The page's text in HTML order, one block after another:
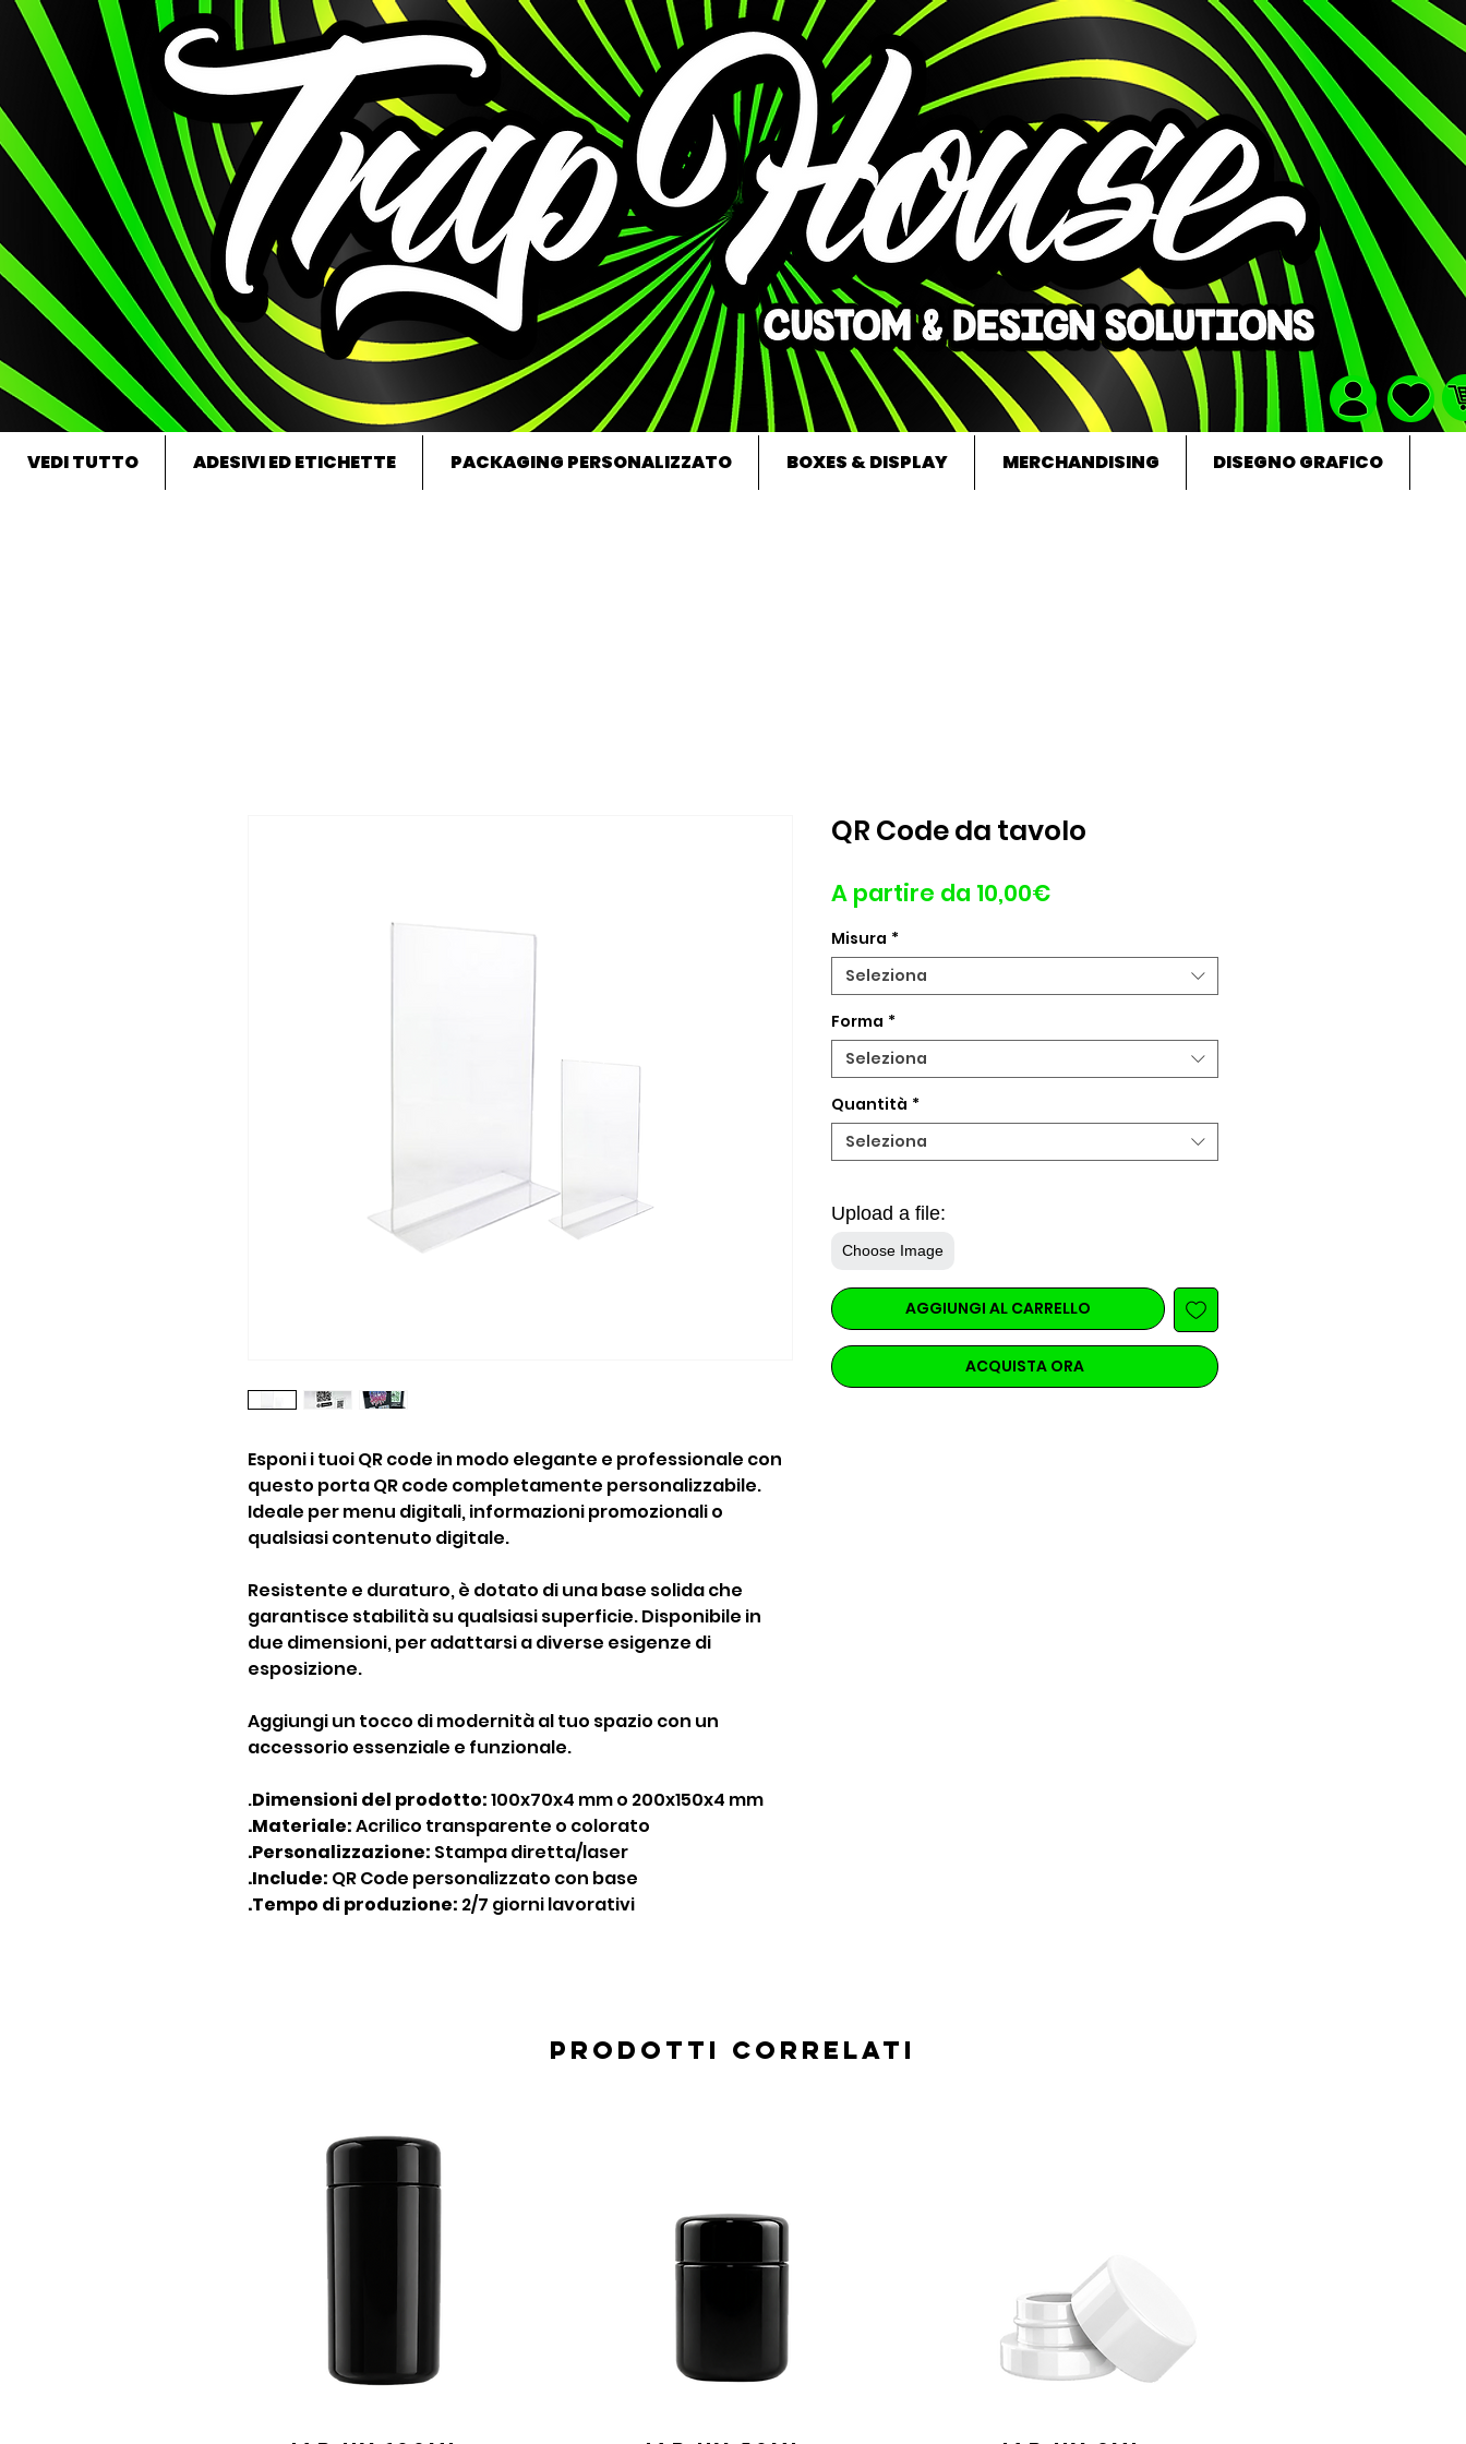
VEDI TUTTO ADESIVI ED ETICHETTE PACKAGING PERSONALIZZATO BOXES & DISPLAY MERCHANDISING DISEGNO GRAFICO
Esponi i tuoi QR code in modo elegante e professionale con
questo porta QR code completamente personalizzabile.
Ideale per menu digitali, informazioni promozionali o
qualsiasi contenuto digitale.
Resistente e duraturo, è dotato di una base solida che
garantisce stabilità su qualsiasi superficie. Disponibile in
due dimensioni, per adattarsi a diverse esigenze di
esposizione.
Aggiungi un tocco di modernità al tuo spazio con un
accessorio essenziale e funzionale.
.Dimensioni del prodotto:100x70x4 mm o 200x150x4 mm
.Materiale:Acrilico transparente o colorato
.Personalizzazione: Stampa diretta/laser
.Include: QR Code personalizzato con base
.Tempo di produzione: 2/7 giorni lavorativi
QR Code da tavolo
A partire da 10,00€Prezzo
Misura *
Seleziona
Forma *
Seleziona
Quantità *
Seleziona
Upload a file:
Choose Image
AGGIUNGI AL CARRELLO
ACQUISTA ORA
Prodotti correlati